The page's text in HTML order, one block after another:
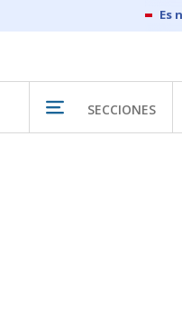
SECCIONES